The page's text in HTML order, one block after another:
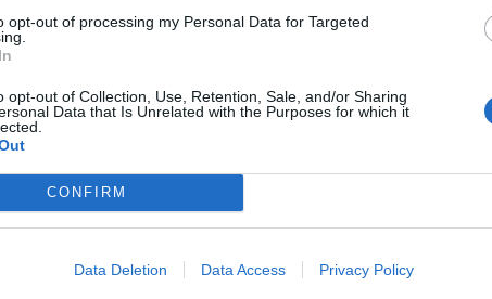
opt-out of processing my Personal Data for Targeted
opt-out of Collection, Use, Retention, Sale, and/or Sharing
Data that Is Unrelated with the Purposes for which it
CONFIRM
Data Deletion Data Access Privacy Policy
minősülő anyagot, tárgyat vagy eszközt
(kések, tőrök, elektromos sokkoló
alkalmas tárgyak), alkoholos italok,
robbanó-, gyújtó- vagy bármilyen
bénító hatású anyagok, esernyők, üvegek,
ezeket a tárgyakat elkobozhatja.